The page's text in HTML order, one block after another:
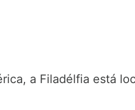
a Filadélfia está